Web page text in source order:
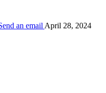
an email April 28, 2024